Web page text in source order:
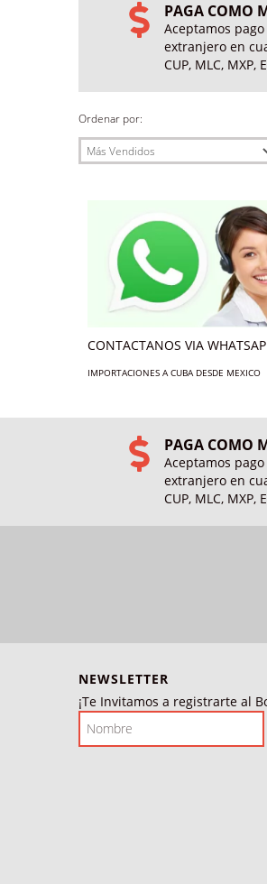
PAGA COMO
Aceptamos
extranjero en
CUP, MLC, MXP,
Ordenar por:
CONTACTANOS VIA
IMPORTACIONES A CUBA DESDE MEXICO
PAGA COMO
Aceptamos
extranjero en
CUP, MLC, MXP,
NEWSLETTER
¡Te Invitamos a registrarte al